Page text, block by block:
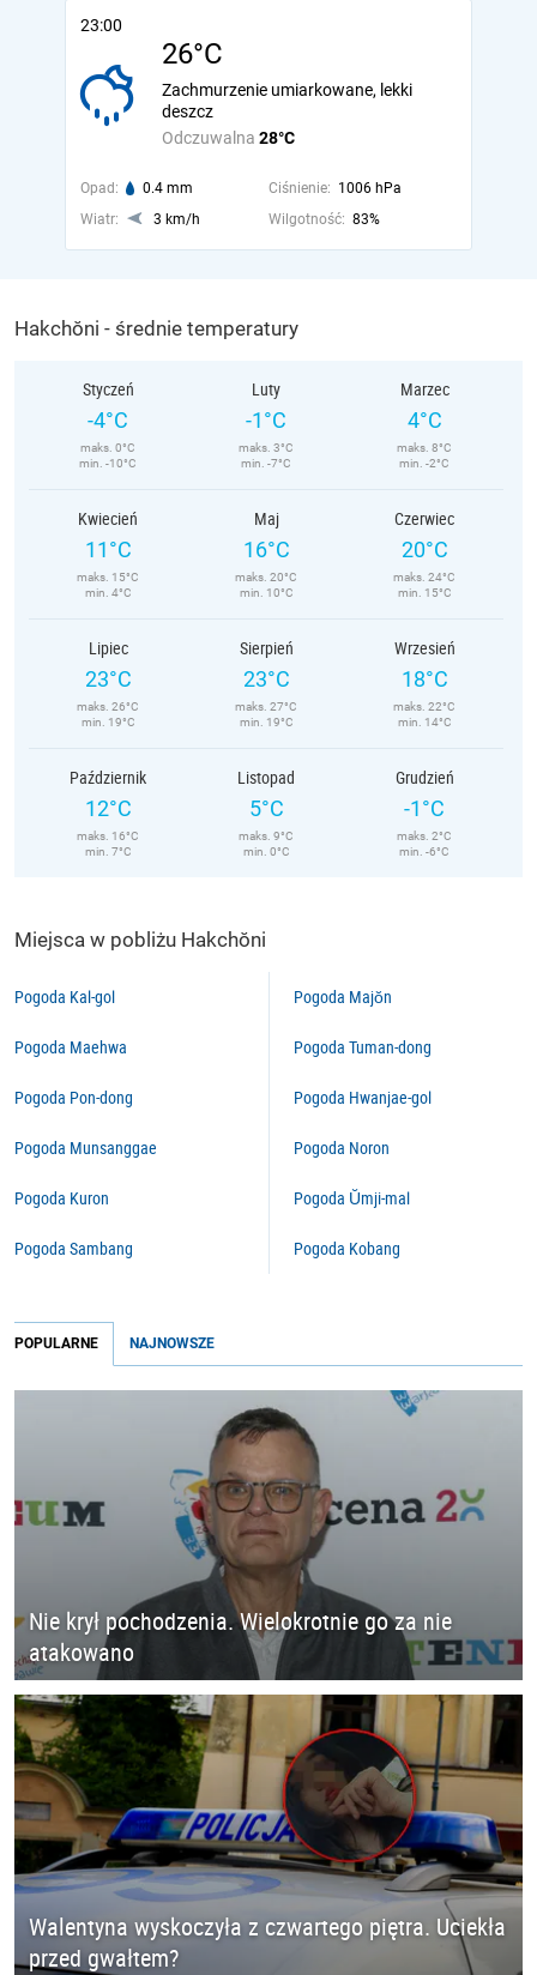
23:00
26°C
Odczuwalna 28°C
Zachmurzenie umiarkowane, lekki
deszcz
Opad: 0.4 mm Ciśnienie: 1006 hPa
Wiatr:
3 km/h Wilgotność: 83%
Hakchŏni - średnie temperatury
Styczeń
-4°C
maks. 0°C
min. -10°C
Luty
-1°C
maks. 3°C
min. -7°C
Marzec
4°C
maks. 8°C
min. -2°C
Kwiecień
11°C
maks. 15°C
min. 4°C
Maj
16°C
maks. 20°C
min. 10°C
Czerwiec
20°C
maks. 24°C
min. 15°C
Lipiec
23°C
maks. 26°C
min. 19°C
Sierpień
23°C
maks. 27°C
min. 19°C
Wrzesień
18°C
maks. 22°C
min. 14°C
Październik
12°C
maks. 16°C
min. 7°C
Listopad
5°C
maks. 9°C
min. 0°C
Grudzień
-1°C
maks. 2°C
min. -6°C
Miejsca w pobliżu Hakchŏni
Pogoda Kal-gol
Pogoda Maehwa
Pogoda Pon-dong
Pogoda Munsanggae
Pogoda Kuron
Pogoda Sambang
Pogoda Majŏn
Pogoda Tuman-dong
Pogoda Hwanjae-gol
Pogoda Noron
Pogoda Ŭmji-mal
Pogoda Kobang
POPULARNE NAJNOWSZE
Nie krył pochodzenia. Wielokrotnie go za nie
atakowano
Walentyna wyskoczyła z czwartego piętra. Uciekła
przed gwałtem?